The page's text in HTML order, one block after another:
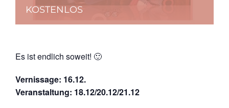
KOSTENLOS
Es ist endlich soweit! 🙂
Vernissage: 16.12.
Veranstaltung: 18.12/20.12/21.12